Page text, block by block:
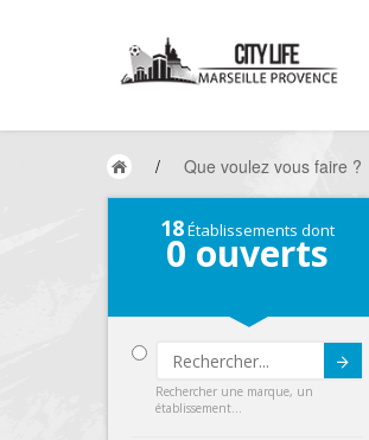
/ Que voulez vous faire ?
18Établissements dont
0 ouverts
Submit
Rechercher une marque, un
établissement...